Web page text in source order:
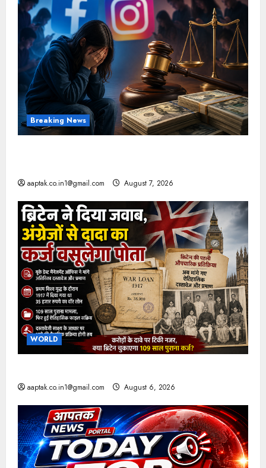
Breaking News
aaptak.co.in1@gmail.com August 7, 2026
WORLD
aaptak.co.in1@gmail.com August 6, 2026